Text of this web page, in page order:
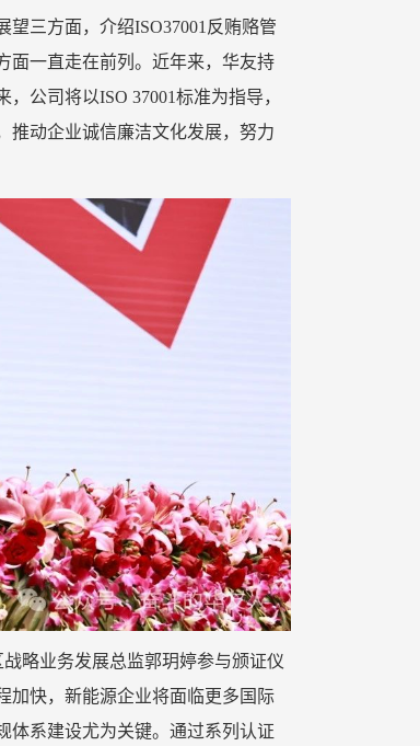
三方面，介绍ISO37001反贿赂管
面一直走在前列。近年来，华友持
公司将以ISO 37001标准为指导，
推动企业诚信廉洁文化发展，努力
略业务发展总监郭玥婷参与颁证仪
加快，新能源企业将面临更多国际
体系建设尤为关键。通过系列认证